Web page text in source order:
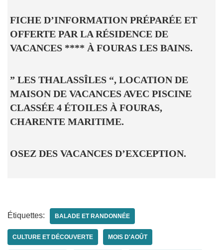
FICHE D’INFORMATION PRÉPARÉE ET
OFFERTE PAR LA RÉSIDENCE DE
VACANCES **** À FOURAS LES BAINS.
” LES THALASSÎLES “, LOCATION DE
MAISON DE VACANCES AVEC PISCINE
CLASSÉE 4 ÉTOILES À FOURAS,
CHARENTE MARITIME.
OSEZ DES VACANCES D’EXCEPTION.
Étiquettes: BALADE ET RANDONNÉE
CULTURE ET DÉCOUVERTE MOIS D'AOÛT